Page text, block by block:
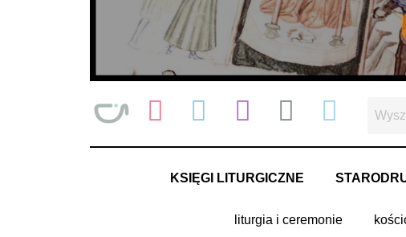
KSIĘGI LITURGICZNE
liturgia i ceremonie